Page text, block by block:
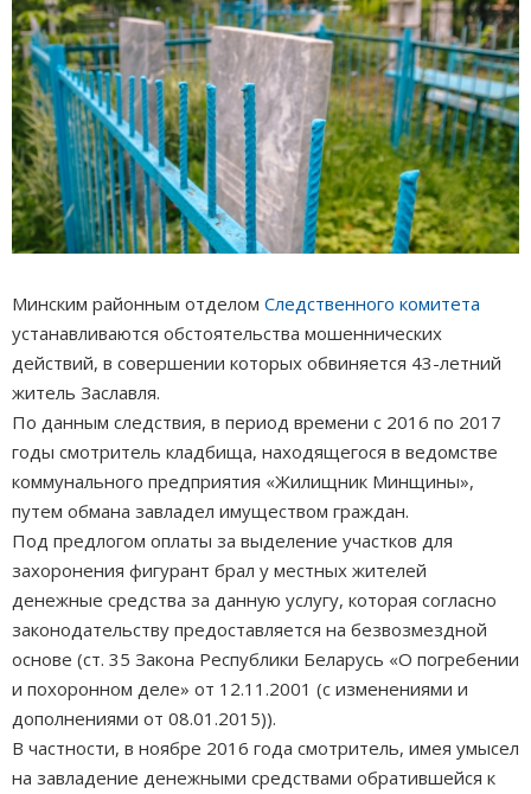
Минским районным отделом Следственного комитета
устанавливаются обстоятельства мошеннических
действий, в совершении которых обвиняется 43-летний
житель Заславля.
По данным следствия, в период времени с 2016 по 2017
годы смотритель кладбища, находящегося в ведомстве
коммунального предприятия «Жилищник Минщины»,
путем обмана завладел имуществом граждан.
Под предлогом оплаты за выделение участков для
захоронения фигурант брал у местных жителей
денежные средства за данную услугу, которая согласно
законодательству предоставляется на безвозмездной
основе (ст. 35 Закона Республики Беларусь «О погребении
и похоронном деле» от 12.11.2001 (с изменениями и
дополнениями от 08.01.2015)).
В частности, в ноябре 2016 года смотритель, имея умысел
на завладение денежными средствами обратившейся к